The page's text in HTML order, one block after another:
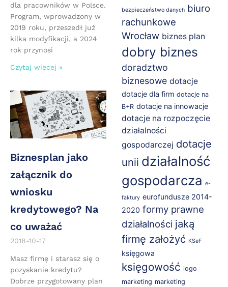
dla pracowników w Polsce.
Program, wprowadzony w
2019 roku, przeszedł już
kilka modyfikacji, a 2024
rok przynosi
Czytaj więcej »
Biznesplan jako
załącznik do
wniosku
kredytowego? Na
co uważać
2018-10-17
Masz firmę i starasz się o
pozyskanie kredytu?
Dobrze przygotowany plan
bezpieczeństwo danych biuro
rachunkowe
Wrocław biznes plan
dobry biznes
doradztwo
biznesowe dotacje
dotacje dla firm dotacje na
B+R dotacje na innowacje
dotacje na rozpoczęcie
działalności
gospodarczej dotacje
unii działalność
gospodarcza e-
faktury eurofundusze 2014-
2020 formy prawne
działalności jaką
firmę założyć KSeF
księgowa
księgowość logo
marketing marketing